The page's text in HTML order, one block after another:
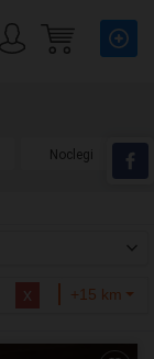
Noclegi
x +15 km